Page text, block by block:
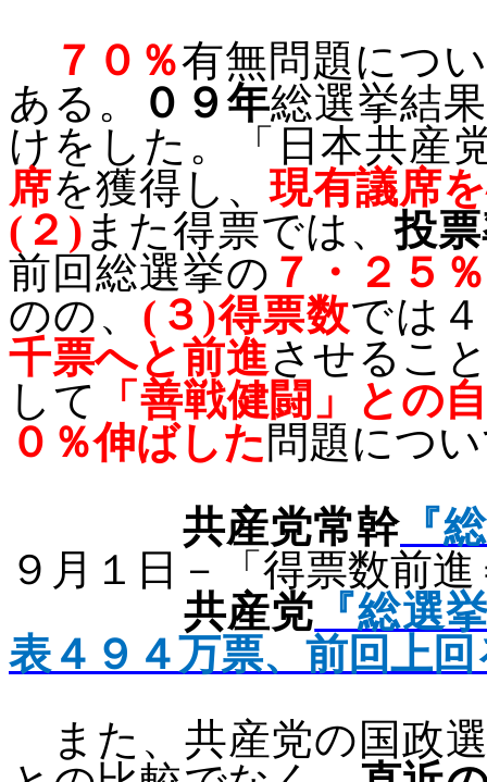
７０％有無問題につ
ある。
０９年総選挙結
けをした。「 日本共産
席を獲得し、現有議席
( ２ ) また得票では、投
前回総選挙の ７・２５
のの、 ( ３ )得票数では
千票へと前進させるこ
して
「善戦健闘」との
０％伸ばした 問題につ
共産党常幹 『
９月１日－
「得票数前
共産党 『総選
表４９４万票、前回上回
また、共産党の国政